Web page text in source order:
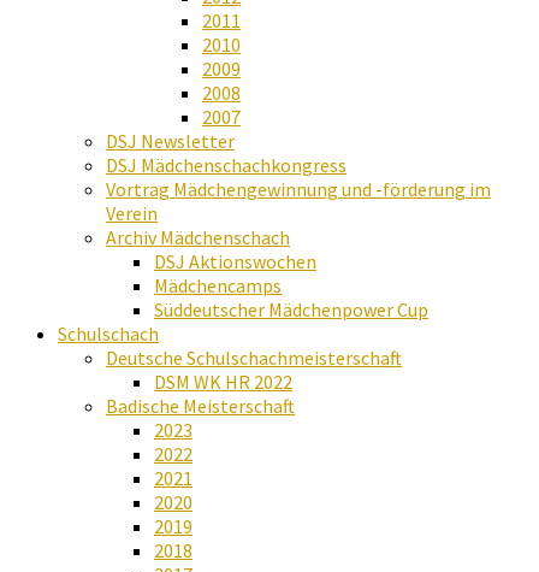
2011
2010
2009
2008
2007
DSJ Newsletter
DSJ Mädchenschachkongress
Vortrag Mädchengewinnung und -förderung im
Verein
Archiv Mädchenschach
DSJ Aktionswochen
Mädchencamps
Süddeutscher Mädchenpower Cup
Schulschach
Deutsche Schulschachmeisterschaft
DSM WK HR 2022
Badische Meisterschaft
2023
2022
2021
2020
2019
2018